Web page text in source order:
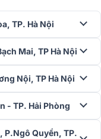
TP. Hà Nội
Mai, TP Hà Nội
Nội, TP Hà Nội
- TP. Hải Phòng
P.Ngô Quyền, TP.